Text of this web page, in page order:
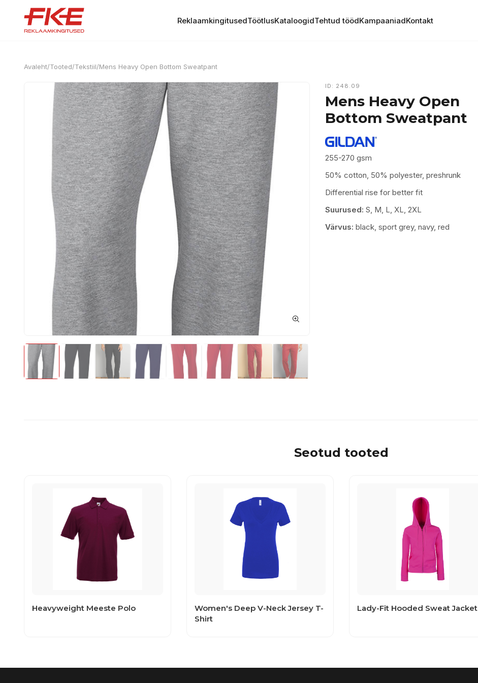
ReklaamkingitusedTöötlusKataloogidTehtud töödKampaaniadKontakt
Avaleht/Tooted/Tekstiil/Mens Heavy Open Bottom Sweatpant
ID: 248.09
Mens Heavy Open
Bottom Sweatpant
255-270 gsm
50% cotton, 50% polyester, preshrunk
Differential rise for better fit
Suurused: S, M, L, XL, 2XL
Värvus: black, sport grey, navy, red
Seotud tooted
Heavyweight Meeste Polo
Women's Deep V-Neck Jersey T-
Shirt
Lady-Fit Hooded Sweat Jacket